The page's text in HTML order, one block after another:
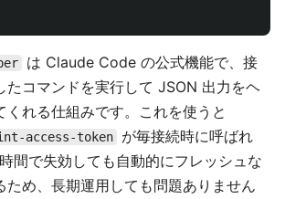
は Claude Code の公式機能で、接
たコマンドを実行して JSON 出力をヘ
くれる仕組みです。これを使うと
access-token
が毎接続時に呼ばれ
間で失効しても自動的にフレッシュな
ため、長期運用しても問題ありません